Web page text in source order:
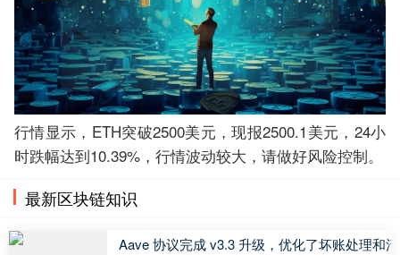
行情显示，ETH突破2500美元，现报2500.1美元，24小
时跌幅达到10.39%，行情波动较大，请做好风险控制。
最新区块链知识
Aave 协议完成 v3.3 升级，优化了坏账处理和